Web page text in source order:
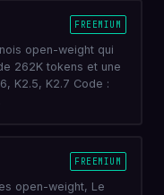
FREEMIUM
open-weight qui
262K tokens et une
K2.5, K2.7 Code :
FREEMIUM
open-weight, Le